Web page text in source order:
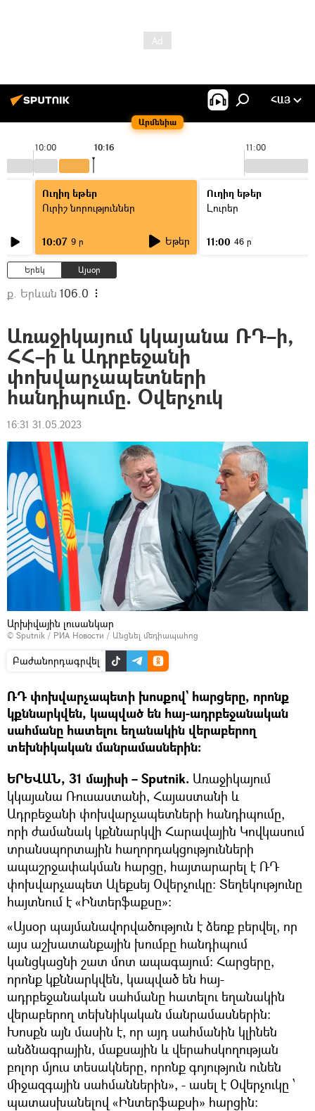
Արմենիա
ՀԱՅ
10:00 11:00
10:16
Ուղիղ եթեր
Ուրիշ նորություններ
10:07 9 ր Եթեր
Ուղիղ եթեր
Լուրեր
11:00 46 ր
Երեկ Այսօր
ք. Երևան 106.0
Առաջիկայում կկայանա ՌԴ–ի,
ՀՀ–ի և Ադրբեջանի
փոխվարչապետների
հանդիպումը. Օվերչուկ
16:31 31.05.2023
Արխիվային լուսանկար
© Sputnik / РИА Новости / Անցնել մեդիապահոց
Բաժանորդագրվել
ՌԴ փոխվարչապետի խոսքով` հարցերը, որոնք
կքննարկվեն, կապված են հայ-ադրբեջանական
սահմանը հատելու եղանակին վերաբերող
տեխնիկական մանրամասներին։
ԵՐԵՎԱՆ, 31 մայիսի – Sputnik. Առաջիկայում
կկայանա Ռուսաստանի, Հայաստանի և
Ադրբեջանի փոխվարչապետների հանդիպումը,
որի ժամանակ կքննարկվի Հարավային Կովկասում
տրանսպորտային հաղորդակցությունների
ապաշրջափակման հարցը, հայտարարել է ՌԴ
փոխվարչապետ Ալեքսեյ Օվերչուկը։ Տեղեկությունը
հայտնում է «Ինտերֆաքսը»։
«Այսօր պայմանավորվածություն է ձեռք բերվել, որ
այս աշխատանքային խումբը հանդիպում
կանցկացնի շատ մոտ ապագայում։ Հարցերը,
որոնք կքննարկվեն, կապված են հայ-
ադրբեջանական սահմանը հատելու եղանակին
վերաբերող տեխնիկական մանրամասներին։
Խոսքն այն մասին է, որ այդ սահմանին կլինեն
անձնագրային, մաքսային և վերահսկողության
բոլոր մյուս տեսակները, որոնք գոյություն ունեն
միջազգային սահմաններին», - ասել է Օվերչուկը ՝
պատասխանելով «Ինտերֆաքսի» հարցին։